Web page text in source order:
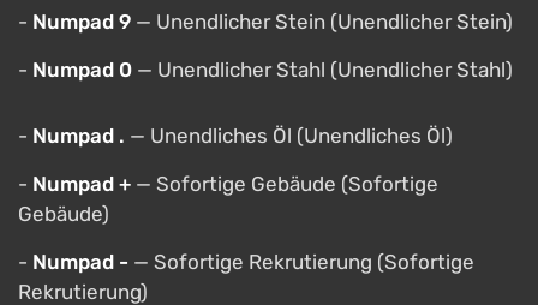
- Numpad 9 — Unendlicher Stein (Unendlicher Stein)
- Numpad 0 — Unendlicher Stahl (Unendlicher Stahl)
- Numpad . — Unendliches Öl (Unendliches Öl)
- Numpad + — Sofortige Gebäude (Sofortige
Gebäude)
- Numpad - — Sofortige Rekrutierung (Sofortige
Rekrutierung)